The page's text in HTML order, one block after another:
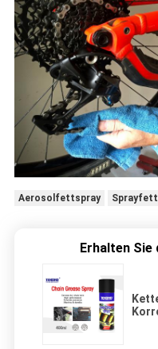
Aerosolfettspray
Erhalten